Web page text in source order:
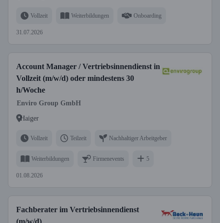
Vollzeit Weiterbildungen Onboarding
31.07.2026
Account Manager / Vertriebsinnendienst in
Vollzeit (m/w/d) oder mindestens 30
h/Woche
Enviro Group GmbH
Haiger
Vollzeit Teilzeit Nachhaltiger Arbeitgeber
Weiterbildungen Firmenevents 5
01.08.2026
Fachberater im Vertriebsinnendienst
(m/w/d)